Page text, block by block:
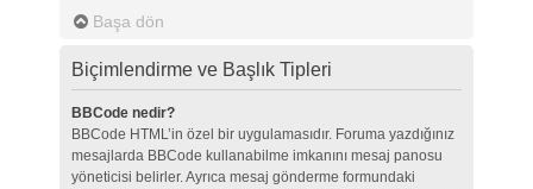
Başa dön
Biçimlendirme ve Başlık Tipleri
BBCode nedir?
BBCode HTML’in özel bir uygulamasıdır. Foruma yazdığınız
mesajlarda BBCode kullanabilme imkanını mesaj panosu
yöneticisi belirler. Ayrıca mesaj gönderme formundaki